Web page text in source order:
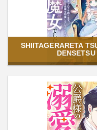
SHIITAGERARETA